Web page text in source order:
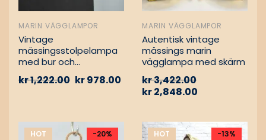
MARIN VÄGGLAMPOR
Vintage
mässingsstolpelampa
med bur och
Nautisk
kr1,222.00 kr978.00
MARIN VÄGGLAMPOR
Autentisk vintage
mässings marin
vägglampa med skärm
kr3,422.00
kr2,848.00
HOT -20% HOT -13%